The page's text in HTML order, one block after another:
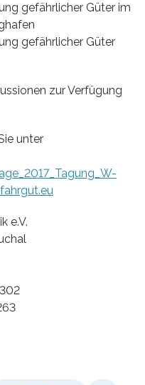
gefährlicher Güter im
gefährlicher Güter
zur Verfügung
unter
e.V.